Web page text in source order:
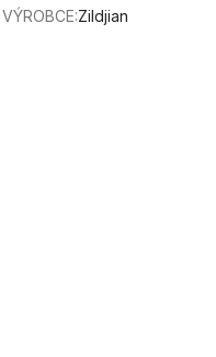
VÝROBCE:Zildjian